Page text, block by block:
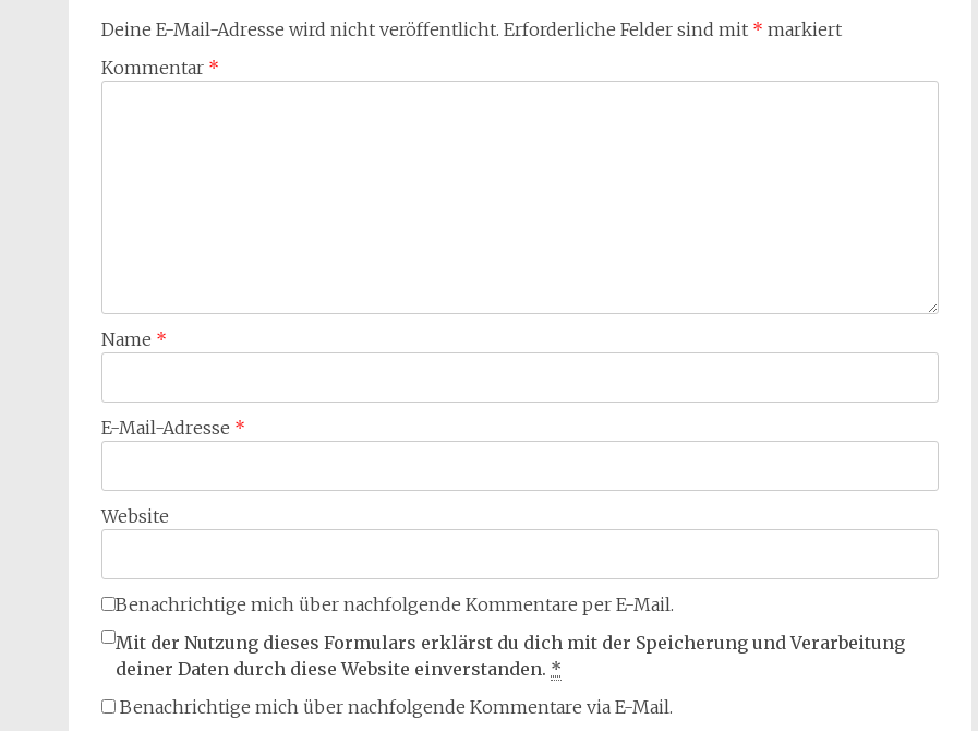
Deine E-Mail-Adresse wird nicht veröffentlicht. Erforderliche Felder sind mit * markiert
Kommentar *
Name *
E-Mail-Adresse *
Website
Benachrichtige mich über nachfolgende Kommentare per E-Mail.
Mit der Nutzung dieses Formulars erklärst du dich mit der Speicherung und Verarbeitung
deiner Daten durch diese Website einverstanden. *
Benachrichtige mich über nachfolgende Kommentare via E-Mail.